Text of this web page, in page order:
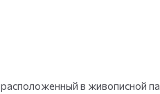
в живописной